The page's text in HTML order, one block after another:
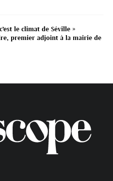
le climat de Séville »
premier adjoint à la mairie de